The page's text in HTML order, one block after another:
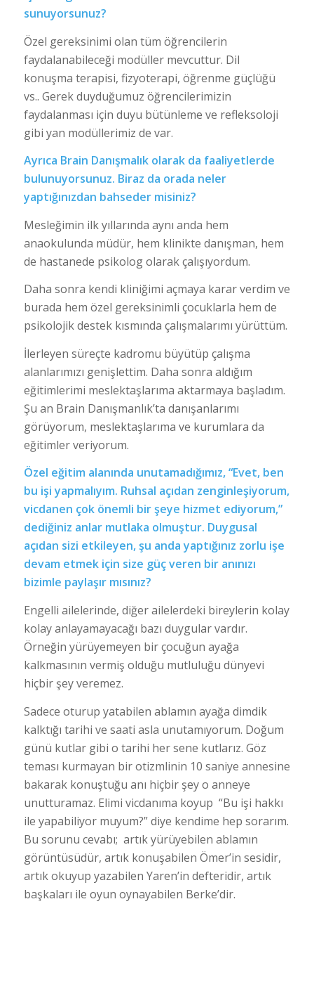
sunuyorsunuz?
Özel gereksinimi olan tüm öğrencilerin
faydalanabileceği modüller mevcuttur. Dil
konuşma terapisi, fizyoterapi, öğrenme güçlüğü
vs.. Gerek duyduğumuz öğrencilerimizin
faydalanması için duyu bütünleme ve refleksoloji
gibi yan modüllerimiz de var.
Ayrıca Brain Danışmalık olarak da faaliyetlerde
bulunuyorsunuz. Biraz da orada neler
yaptığınızdan bahseder misiniz?
Mesleğimin ilk yıllarında aynı anda hem
anaokulunda müdür, hem klinikte danışman, hem
de hastanede psikolog olarak çalışıyordum.
Daha sonra kendi kliniğimi açmaya karar verdim ve
burada hem özel gereksinimli çocuklarla hem de
psikolojik destek kısmında çalışmalarımı yürüttüm.
İlerleyen süreçte kadromu büyütüp çalışma
alanlarımızı genişlettim. Daha sonra aldığım
eğitimlerimi meslektaşlarıma aktarmaya başladım.
Şu an Brain Danışmanlık’ta danışanlarımı
görüyorum, meslektaşlarıma ve kurumlara da
eğitimler veriyorum.
Özel eğitim alanında unutamadığımız, “Evet, ben
bu işi yapmalıyım. Ruhsal açıdan zenginleşiyorum,
vicdanen çok önemli bir şeye hizmet ediyorum,”
dediğiniz anlar mutlaka olmuştur. Duygusal
açıdan sizi etkileyen, şu anda yaptığınız zorlu işe
devam etmek için size güç veren bir anınızı
bizimle paylaşır mısınız?
Engelli ailelerinde, diğer ailelerdeki bireylerin kolay
kolay anlayamayacağı bazı duygular vardır.
Örneğin yürüyemeyen bir çocuğun ayağa
kalkmasının vermiş olduğu mutluluğu dünyevi
hiçbir şey veremez.
Sadece oturup yatabilen ablamın ayağa dimdik
kalktığı tarihi ve saati asla unutamıyorum. Doğum
günü kutlar gibi o tarihi her sene kutlarız. Göz
teması kurmayan bir otizmlinin 10 saniye annesine
bakarak konuştuğu anı hiçbir şey o anneye
unutturamaz. Elimi vicdanıma koyup “Bu işi hakkı
ile yapabiliyor muyum?” diye kendime hep sorarım.
Bu sorunu cevabı; artık yürüyebilen ablamın
görüntüsüdür, artık konuşabilen Ömer’in sesidir,
artık okuyup yazabilen Yaren’in defteridir, artık
başkaları ile oyun oynayabilen Berke’dir.